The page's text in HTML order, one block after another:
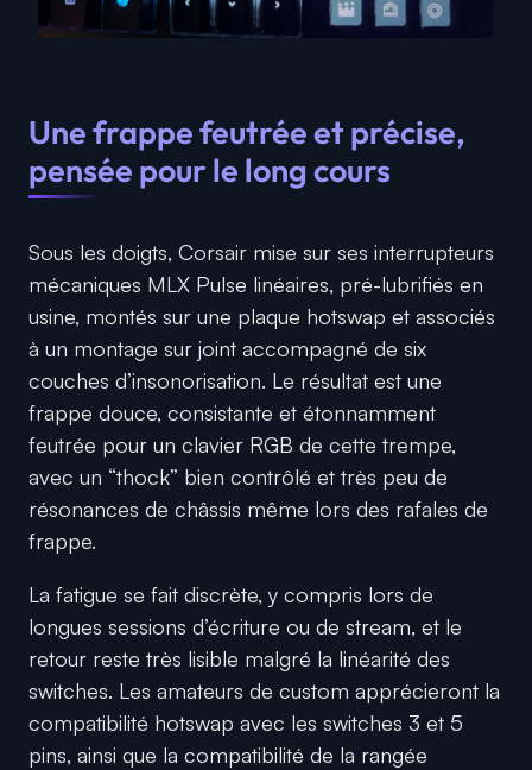
Une frappe feutrée et précise,
pensée pour le long cours
Sous les doigts, Corsair mise sur ses interrupteurs
mécaniques MLX Pulse linéaires, pré-lubrifiés en
usine, montés sur une plaque hotswap et associés
à un montage sur joint accompagné de six
couches d’insonorisation. Le résultat est une
frappe douce, consistante et étonnamment
feutrée pour un clavier RGB de cette trempe,
avec un “thock” bien contrôlé et très peu de
résonances de châssis même lors des rafales de
frappe.
La fatigue se fait discrète, y compris lors de
longues sessions d’écriture ou de stream, et le
retour reste très lisible malgré la linéarité des
switches. Les amateurs de custom apprécieront la
compatibilité hotswap avec les switches 3 et 5
pins, ainsi que la compatibilité de la rangée